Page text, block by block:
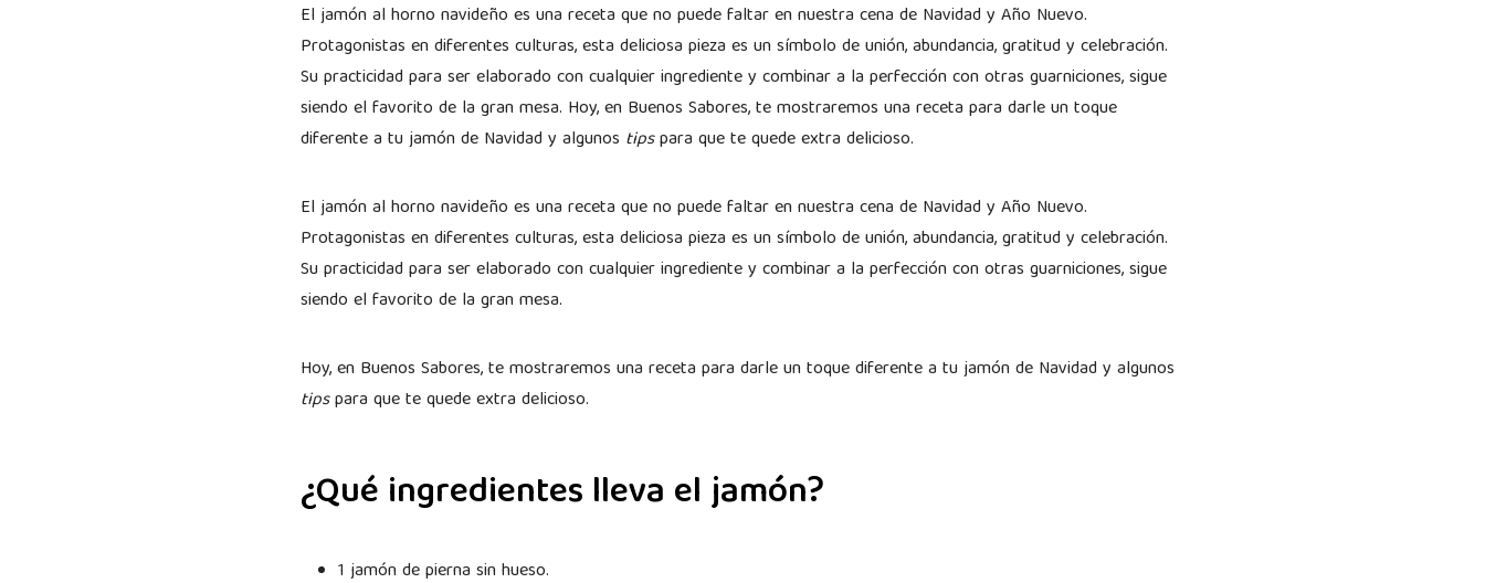
El jamón al horno navideño es una receta que no puede faltar en nuestra cena de Navidad y Año Nuevo.
Protagonistas en diferentes culturas, esta deliciosa pieza es un símbolo de unión, abundancia, gratitud y celebración.
Su practicidad para ser elaborado con cualquier ingrediente y combinar a la perfección con otras guarniciones, sigue
siendo el favorito de la gran mesa. Hoy, en Buenos Sabores, te mostraremos una receta para darle un toque
diferente a tu jamón de Navidad y algunos tipspara que te quede extra delicioso.
El jamón al horno navideño es una receta que no puede faltar en nuestra cena de Navidad y Año Nuevo.
Protagonistas en diferentes culturas, esta deliciosa pieza es un símbolo de unión, abundancia, gratitud y celebración.
Su practicidad para ser elaborado con cualquier ingrediente y combinar a la perfección con otras guarniciones, sigue
siendo el favorito de la gran mesa.
Hoy, en Buenos Sabores, te mostraremos una receta para darle un toque diferente a tu jamón de Navidad y algunos
tipspara que te quede extra delicioso.
¿Qué ingredientes lleva el jamón?
1 jamón de pierna sin hueso.